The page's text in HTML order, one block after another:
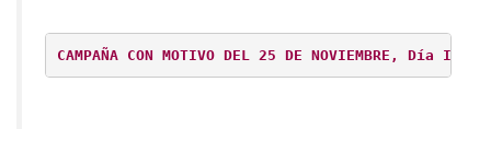
CAMPAÑA CON MOTIVO DEL 25 DE NOVIEMBRE,